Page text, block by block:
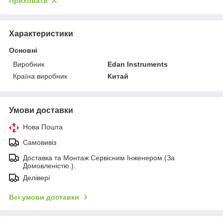
Характеристики
Основні
Виробник
Edan Instruments
Країна виробник
Китай
Умови доставки
Нова Пошта
Самовивіз
Доставка та Монтаж Сервісним Інженером.(За
Домовленістю.).
Делівері
Всі умови доставки